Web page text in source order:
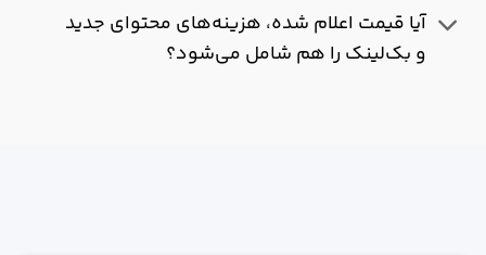
آیا قیمت اعلام شده، هزینه‌های محتوای جدید
و بک‌لینک را هم شامل می‌شود؟